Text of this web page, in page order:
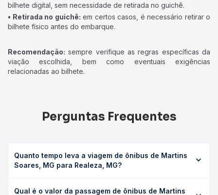
bilhete digital, sem necessidade de retirada no guichê.
• Retirada no guichê: em certos casos, é necessário retirar o
bilhete físico antes do embarque.
Recomendação: sempre verifique as regras específicas da
viação escolhida, bem como eventuais exigências
relacionadas ao bilhete.
Perguntas Frequentes
Quanto tempo leva a viagem de ônibus de Martins
Soares, MG para Realeza, MG?
MG leva em média 0 horas, podendo variar conforme a
Qual é o valor da passagem de ônibus de Martins